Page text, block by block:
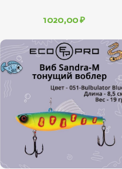
1020,00 ₽